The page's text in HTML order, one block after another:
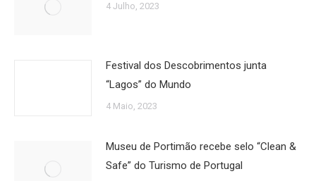
4 Julho, 2023
Festival dos Descobrimentos junta
“Lagos” do Mundo
4 Maio, 2023
Museu de Portimão recebe selo “Clean &
Safe” do Turismo de Portugal